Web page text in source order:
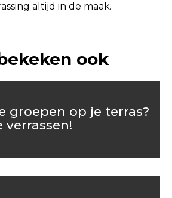
altijd in de maak.
ook
groepen op je terras?
verrassen!